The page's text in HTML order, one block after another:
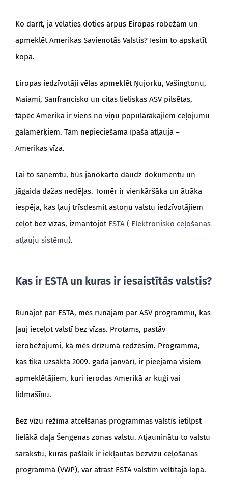
Ko darīt, ja vēlaties doties ārpus Eiropas robežām un
apmeklēt Amerikas Savienotās Valstis? Iesim to apskatīt
kopā.
Eiropas iedzīvotāji vēlas apmeklēt Ņujorku, Vašingtonu,
Maiami, Sanfrancisko un citas lieliskas ASV pilsētas,
tāpēc Amerika ir viens no viņu populārākajiem ceļojumu
galamērķiem. Tam nepieciešama īpaša atļauja –
Amerikas vīza.
Lai to saņemtu, būs jānokārto daudz dokumentu un
jāgaida dažas nedēļas. Tomēr ir vienkāršāka un ātrāka
iespēja, kas ļauj trīsdesmit astoņu valstu iedzīvotājiem
ceļot bez vīzas, izmantojot ESTA ( Elektronisko ceļošanas
atļauju sistēmu).
Kas ir ESTA un kuras ir iesaistītās valstis?
Runājot par ESTA, mēs runājam par ASV programmu, kas
ļauj ieceļot valstī bez vīzas. Protams, pastāv
ierobežojumi, kā mēs drīzumā redzēsim. Programma,
kas tika uzsākta 2009. gada janvārī, ir pieejama visiem
apmeklētājiem, kuri ierodas Amerikā ar kuģi vai
lidmašīnu.
Bez vīzu režīma atcelšanas programmas valstīs ietilpst
lielākā daļa Šengenas zonas valstu. Atjauninātu to valstu
sarakstu, kuras pašlaik ir iekļautas bezvīzu ceļošanas
programmā (VWP), var atrast ESTA valstīm veltītajā lapā.